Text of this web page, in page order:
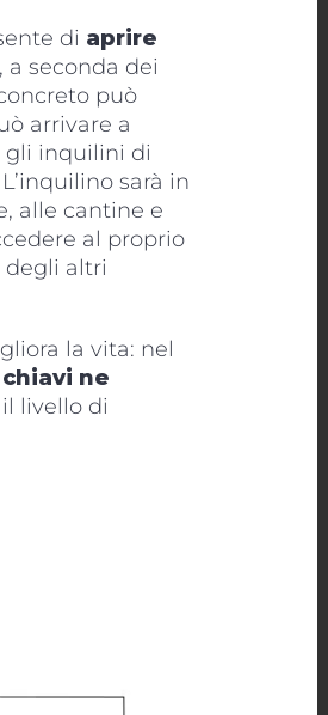
di aprire
, a seconda dei
può
arrivare a
gli inquilini di
sarà in
alle cantine e
al proprio
degli altri
la vita: nel
ne
livello di